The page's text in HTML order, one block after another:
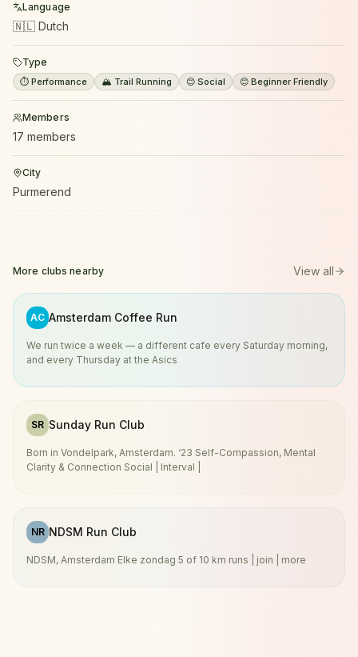
Language
🇳🇱 Dutch
Type
⏱️ Performance 🏔️ Trail Running 😊 Social 😊 Beginner Friendly
Members
17 members
City
Purmerend
More clubs nearby View all
AC Amsterdam Coffee Run
We run twice a week — a different cafe every Saturday morning,
and every Thursday at the Asics
SR Sunday Run Club
Born in Vondelpark, Amsterdam. ‘23 Self-Compassion, Mental
Clarity & Connection Social | Interval |
NR NDSM Run Club
NDSM, Amsterdam Elke zondag 5 of 10 km runs | join | more